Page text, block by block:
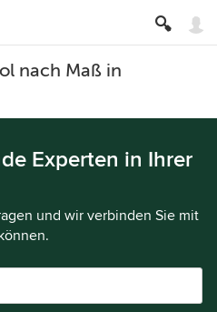
nach Maß in
Experten in Ihrer
und wir verbinden Sie mit